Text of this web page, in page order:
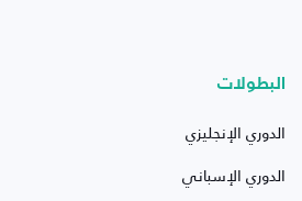
البطولات
الدوري الإنجليزي
الدوري الإسباني